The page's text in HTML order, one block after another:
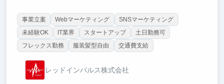
事業立案 Webマーケティング
SNSマーケティング
未経験OK
IT業界 スタートアップ
土日勤務可
フレックス勤務
服装髪型自由 交通費支給
レッドインパルス株式会社